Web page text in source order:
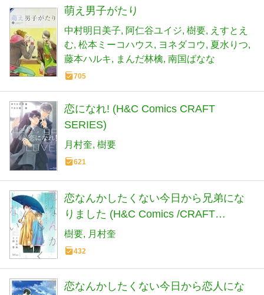
萌え男子がたり
中村明日美子 阿仁谷ユイジ 樹要
えすとえ
む 松本ミーコハウス ヨネダコウ
夏水りつ
藤本ハルキ
まんだ林檎 南国ばなな
705
恋になれ! (H&C Comics CRAFT
SERIES)
月村奎 樹要
621
恋なんかしたくない今日から兄弟にな
りました (H&C Comics /CRAFT
SERIES)
樹要 月村奎
432
恋なんかしたくない今日から恋人にな